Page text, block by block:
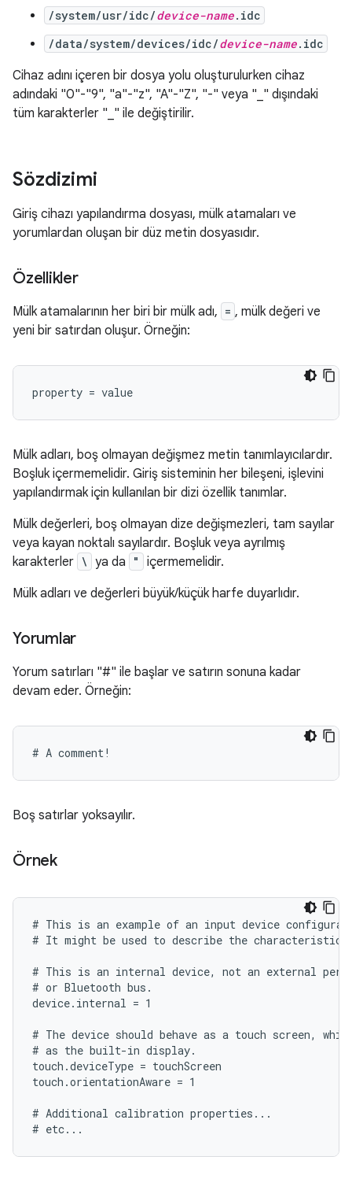
/system/usr/idc/device-name.idc
/data/system/devices/idc/device-name.idc
Cihaz adını içeren bir dosya yolu oluşturulurken cihaz
adındaki "0"-"9", "a"-"z", "A"-"Z", "-" veya "_" dışındaki
tüm karakterler "_" ile değiştirilir.
Sözdizimi
Giriş cihazı yapılandırma dosyası, mülk atamaları ve
yorumlardan oluşan bir düz metin dosyasıdır.
Özellikler
Mülk atamalarının her biri bir mülk adı, = , mülk değeri ve
yeni bir satırdan oluşur. Örneğin:
Mülk adları, boş olmayan değişmez metin tanımlayıcılardır.
Boşluk içermemelidir. Giriş sisteminin her bileşeni, işlevini
yapılandırmak için kullanılan bir dizi özellik tanımlar.
Mülk değerleri, boş olmayan dize değişmezleri, tam sayılar
veya kayan noktalı sayılardır. Boşluk veya ayrılmış
karakterler \ ya da "
içermemelidir.
Mülk adları ve değerleri büyük/küçük harfe duyarlıdır.
Yorumlar
Yorum satırları "#" ile başlar ve satırın sonuna kadar
devam eder. Örneğin:
Boş satırlar yoksayılır.
Örnek
# This is an example of an input device
# It might be used to describe the
# This is an internal device, not an external
# or Bluetooth bus.
device.internal = 1
# The device should behave as a touch screen,
# as the built-in display.
touch.deviceType = touchScreen
touch.orientationAware = 1
# Additional calibration properties...